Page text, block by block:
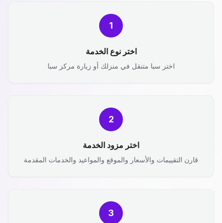
1
اختر نوع الخدمة
اختر سبا متنقل في منزلك أو زيارة مركز سبا
2
اختر مزود الخدمة
قارن التقييمات والأسعار والموقع والمواعيد والخدمات المقدمة
3